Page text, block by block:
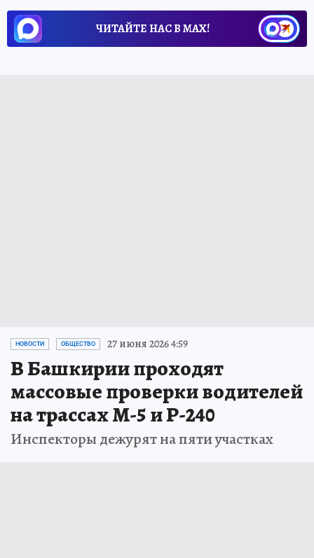
ЧИТАЙТЕ НАС В МАХ!
НОВОСТИ ОБЩЕСТВО 27 июня 2026 4:59
В Башкирии проходят
массовые проверки водителей
на трассах М-5 и Р-240
Инспекторы дежурят на пяти участках